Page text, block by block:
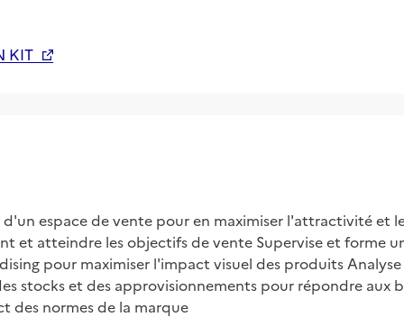
KIT
espace de vente pour en maximiser l'attractivité et
et atteindre les objectifs de vente Supervise et forme
pour maximiser l'impact visuel des produits
stocks et des approvisionnements pour répondre aux
des normes de la marque